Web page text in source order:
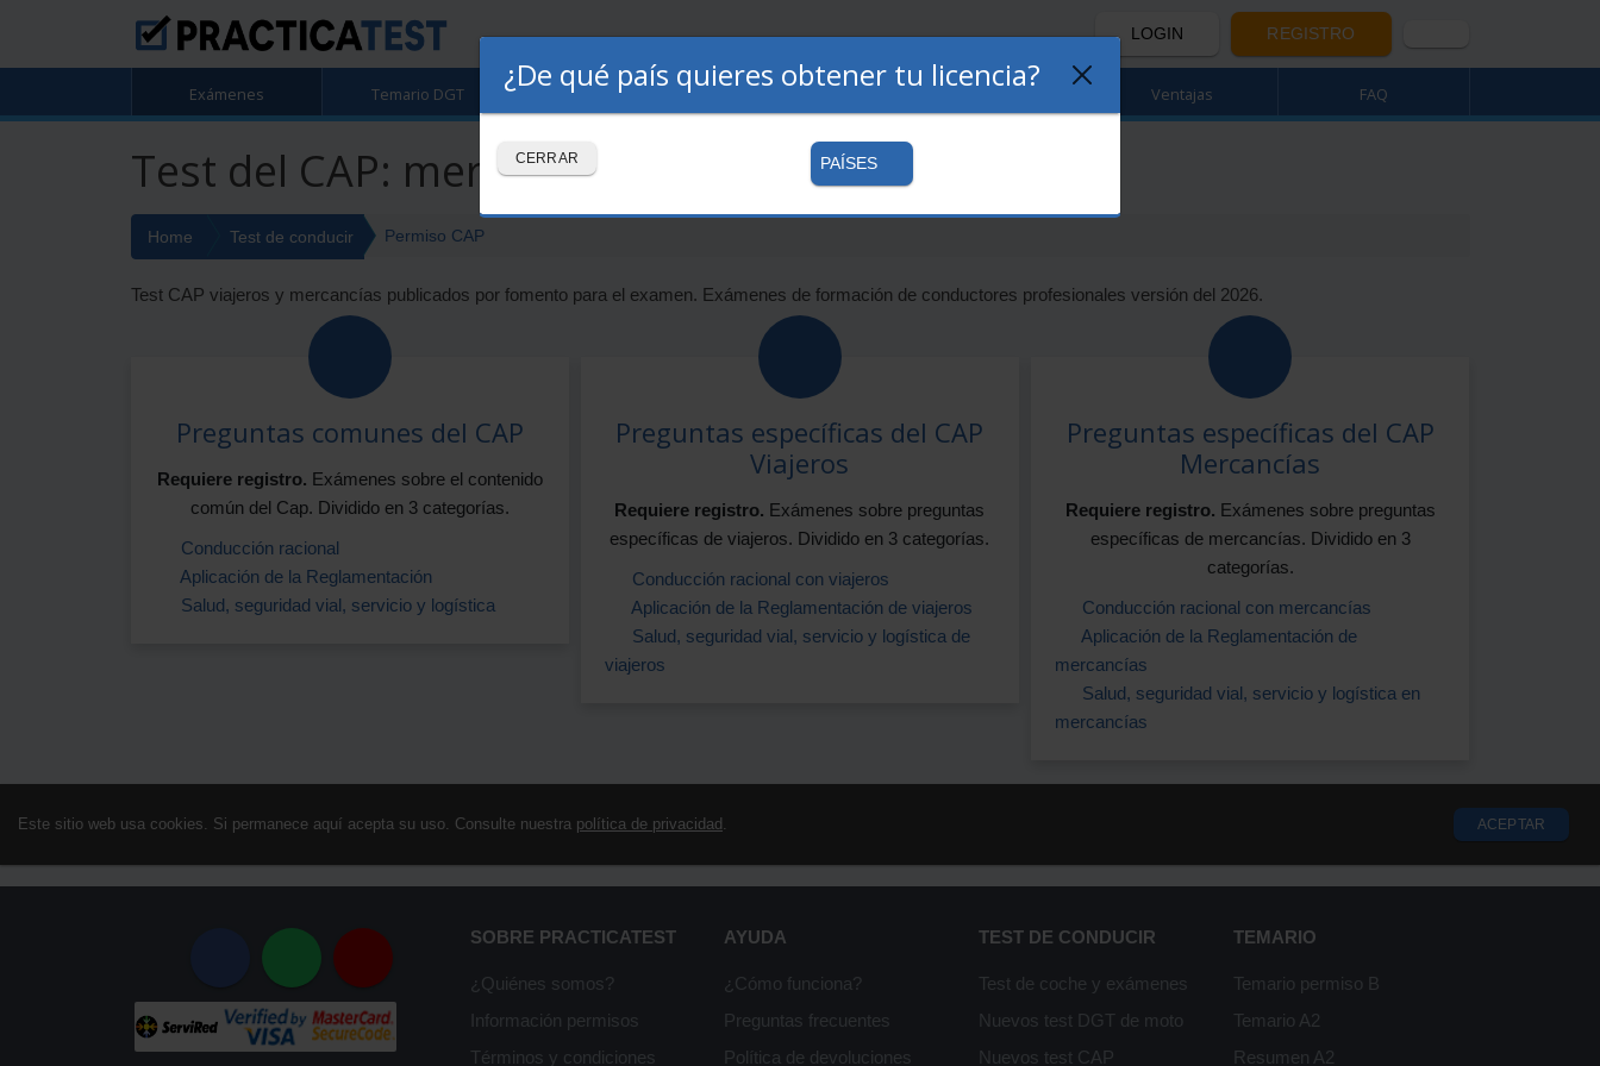
LOGIN REGISTRO
Exámenes Temario DGT Premium Ventajas FAQ
Test del CAP: mercancías y viajeros
Home Test de conducir Permiso CAP
Test CAP viajeros y mercancías publicados por fomento para el examen. Exámenes de formación de conductores profesionales versión del 2026.
Preguntas comunes del CAP
Requiere registro. Exámenes sobre el contenido
común del Cap. Dividido en 3 categorías.
Conducción racional
Aplicación de la Reglamentación
Salud, seguridad vial, servicio y logística
Preguntas específicas del CAP
Viajeros
Requiere registro. Exámenes sobre preguntas
específicas de viajeros. Dividido en 3 categorías.
Conducción racional con viajeros
Aplicación de la Reglamentación de viajeros
Salud, seguridad vial, servicio y logística de
viajeros
Preguntas específicas del CAP
Mercancías
Requiere registro. Exámenes sobre preguntas
específicas de mercancías. Dividido en 3
categorías.
Conducción racional con mercancías
Aplicación de la Reglamentación de
mercancías
Salud, seguridad vial, servicio y logística en
mercancías
Este sitio web usa cookies. Si permanece aquí acepta su uso. Consulte nuestra política de privacidad . ACEPTAR
SOBRE PRACTICATEST
¿Quiénes somos?
Información permisos
Términos y condiciones
AYUDA
¿Cómo funciona?
Preguntas frecuentes
Política de devoluciones
TEST DE CONDUCIR
Test de coche y exámenes
Nuevos test DGT de moto
Nuevos test CAP
TEMARIO
Temario permiso B
Temario A2
Resumen A2
¿De qué país quieres obtener tu licencia?
CERRAR PAÍSES